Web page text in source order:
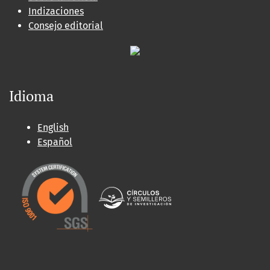
Indizaciones
Consejo editorial
Idioma
English
Español